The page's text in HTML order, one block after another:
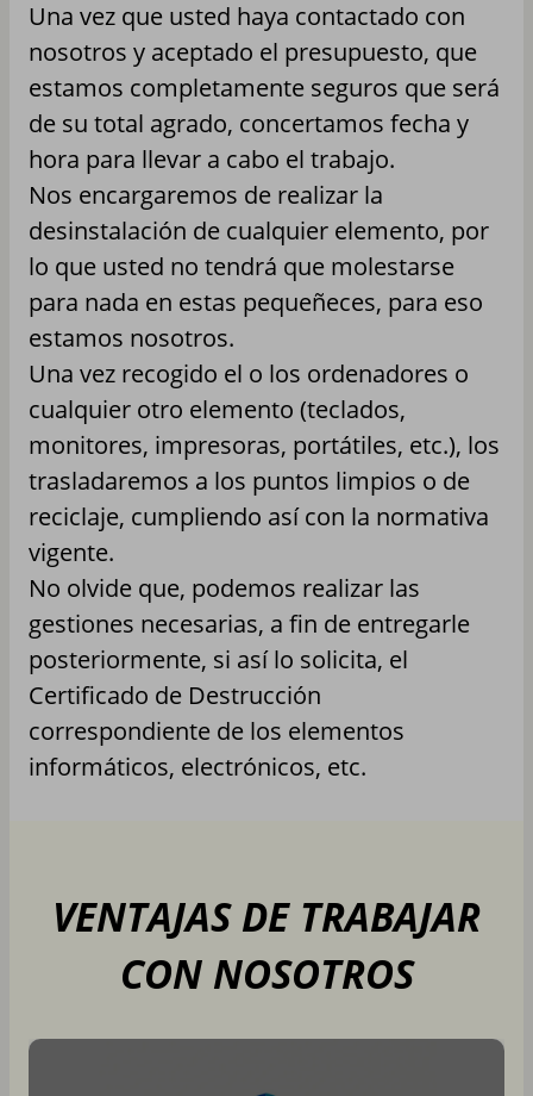
Una vez que usted haya contactado con
nosotros y aceptado el presupuesto, que
estamos completamente seguros que será
de su total agrado, concertamos fecha y
hora para llevar a cabo el trabajo.
Nos encargaremos de realizar la
desinstalación de cualquier elemento, por
lo que usted no tendrá que molestarse
para nada en estas pequeñeces, para eso
estamos nosotros.
Una vez recogido el o los ordenadores o
cualquier otro elemento (teclados,
monitores, impresoras, portátiles, etc.), los
trasladaremos a los puntos limpios o de
reciclaje, cumpliendo así con la normativa
vigente.
No olvide que, podemos realizar las
gestiones necesarias, a fin de entregarle
posteriormente, si así lo solicita, el
Certificado de Destrucción
correspondiente de los elementos
informáticos, electrónicos, etc.
VENTAJAS DE TRABAJAR
CON NOSOTROS